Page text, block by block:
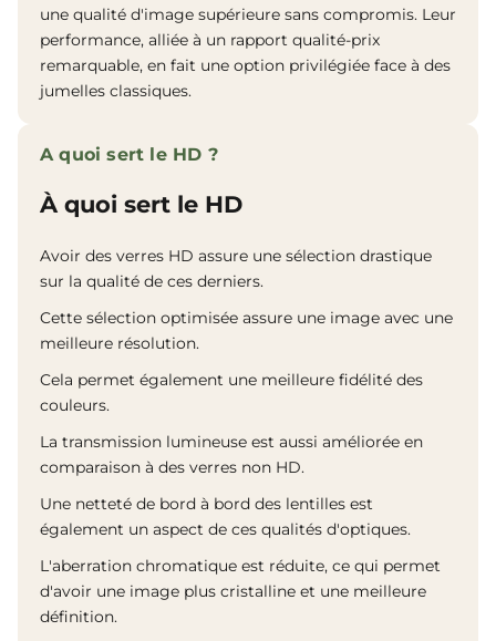
une qualité d'image supérieure sans compromis. Leur
performance, alliée à un rapport qualité-prix
remarquable, en fait une option privilégiée face à des
jumelles classiques.
A quoi sert le HD ?
À quoi sert le HD
Avoir des verres HD assure une sélection drastique
sur la qualité de ces derniers.
Cette sélection optimisée assure une image avec une
meilleure résolution.
Cela permet également une meilleure fidélité des
couleurs.
La transmission lumineuse est aussi améliorée en
comparaison à des verres non HD.
Une netteté de bord à bord des lentilles est
également un aspect de ces qualités d'optiques.
L'aberration chromatique est réduite, ce qui permet
d'avoir une image plus cristalline et une meilleure
définition.